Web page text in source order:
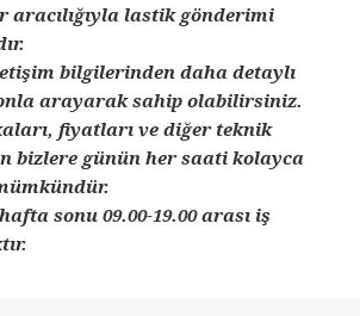
aracılığıyla lastik gönderimi
bilgilerinden daha detaylı
arayarak sahip olabilirsiniz.
fiyatları ve diğer teknik
bizlere günün her saati kolayca
sonu 09.00-19.00 arası iş